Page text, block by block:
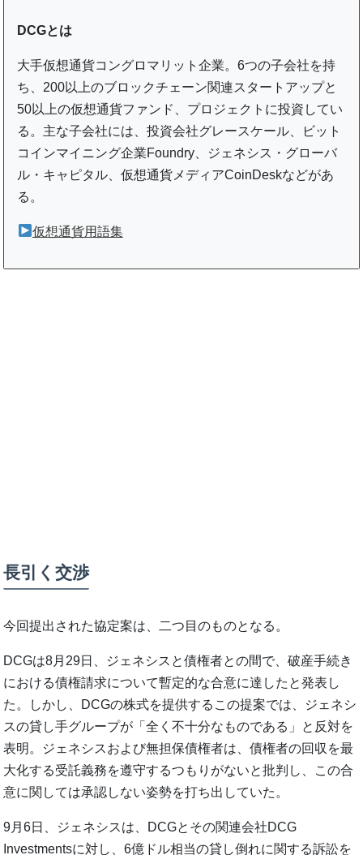
DCGとは
大手仮想通貨コングロマリット企業。6つの子会社を持
ち、200以上のブロックチェーン関連スタートアップと
50以上の仮想通貨ファンド、プロジェクトに投資してい
る。主な子会社には、投資会社グレースケール、ビット
コインマイニング企業Foundry、ジェネシス・グローバ
ル・キャピタル、仮想通貨メディアCoinDeskなどがあ
る。
仮想通貨用語集
長引く交渉
今回提出された協定案は、二つ目のものとなる。
DCGは8月29日、ジェネシスと債権者との間で、破産手続き
における債権請求について暫定的な合意に達したと発表し
た。しかし、DCGの株式を提供するこの提案では、ジェネシ
スの貸し手グループが「全く不十分なものである」と反対を
表明。ジェネシスおよび無担保債権者は、債権者の回収を最
大化する受託義務を遵守するつもりがないと批判し、この合
意に関しては承認しない姿勢を打ち出していた。
9月6日、ジェネシスは、DCGとその関連会社DCG
Investmentsに対し、6億ドル相当の貸し倒れに関する訴訟を